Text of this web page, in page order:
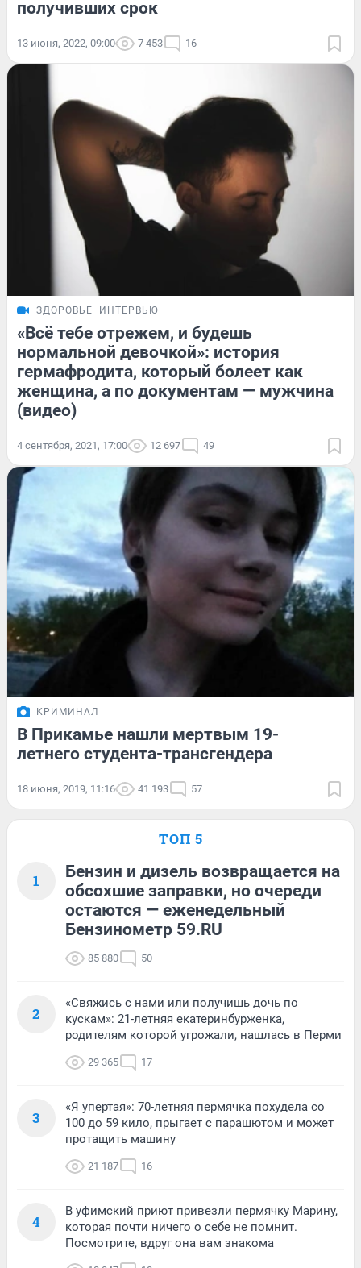
получивших срок
13 июня, 2022, 09:00 7 453 16
ЗДОРОВЬЕ ИНТЕРВЬЮ
«Всё тебе отрежем, и будешь
нормальной девочкой»: история
гермафродита, который болеет как
женщина, а по документам — мужчина
(видео)
4 сентября, 2021, 17:00 12 697 49
КРИМИНАЛ
В Прикамье нашли мертвым 19-
летнего студента-трансгендера
18 июня, 2019, 11:16 41 193 57
ТОП 5
1
Бензин и дизель возвращается на
обсохшие заправки, но очереди
остаются — еженедельный
Бензинометр 59.RU
85 880 50
2
«Свяжись с нами или получишь дочь по
кускам»: 21-летняя екатеринбурженка,
родителям которой угрожали, нашлась в Перми
29 365 17
3
«Я упертая»: 70-летняя пермячка похудела со
100 до 59 кило, прыгает с парашютом и может
протащить машину
21 187 16
4
В уфимский приют привезли пермячку Марину,
которая почти ничего о себе не помнит.
Посмотрите, вдруг она вам знакома